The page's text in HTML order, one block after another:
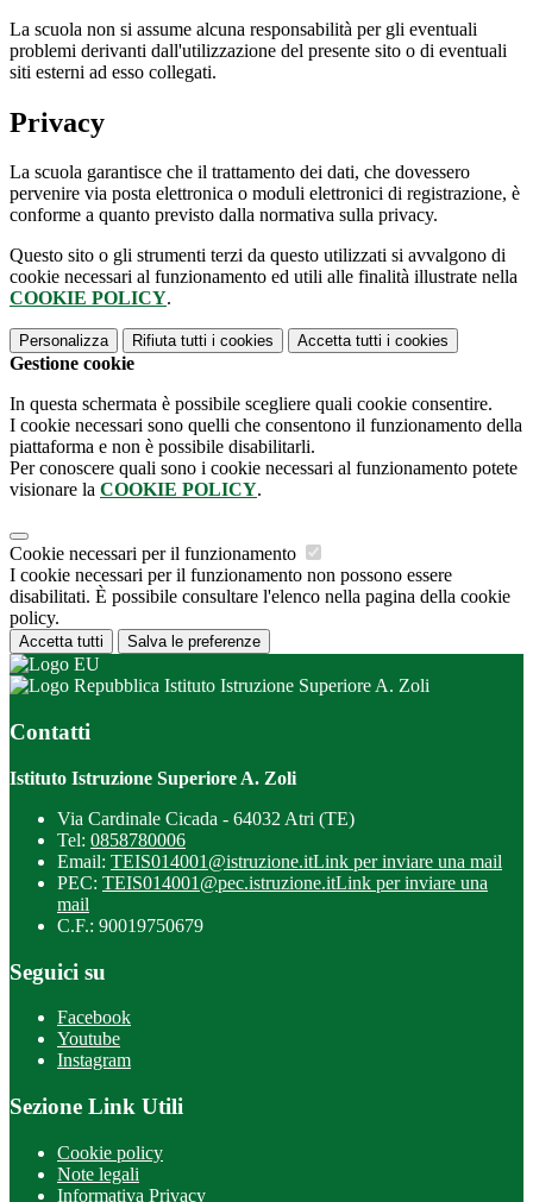
La scuola non si assume alcuna responsabilità per gli eventuali
problemi derivanti dall'utilizzazione del presente sito o di eventuali
siti esterni ad esso collegati.
Privacy
La scuola garantisce che il trattamento dei dati, che dovessero
pervenire via posta elettronica o moduli elettronici di registrazione, è
conforme a quanto previsto dalla normativa sulla privacy.
Questo sito o gli strumenti terzi da questo utilizzati si avvalgono di
cookie necessari al funzionamento ed utili alle finalità illustrate nella
COOKIE POLICY.
Personalizza Rifiuta tutti i cookies Accetta tutti i cookies
Gestione cookie
In questa schermata è possibile scegliere quali cookie consentire.
I cookie necessari sono quelli che consentono il funzionamento della
piattaforma e non è possibile disabilitarli.
Per conoscere quali sono i cookie necessari al funzionamento potete
visionare la COOKIE POLICY.
Cookie necessari per il funzionamento
I cookie necessari per il funzionamento non possono essere
disabilitati. È possibile consultare l'elenco nella pagina della cookie
policy.
Accetta tutti Salva le preferenze
Istituto Istruzione Superiore A. Zoli
Contatti
Istituto Istruzione Superiore A. Zoli
Via Cardinale Cicada - 64032 Atri (TE)
Tel: 0858780006
Email: TEIS014001@istruzione.itLink per inviare una mail
PEC: TEIS014001@pec.istruzione.itLink per inviare una
mail
C.F.: 90019750679
Seguici su
Facebook
Youtube
Instagram
Sezione Link Utili
Cookie policy
Note legali
Informativa Privacy